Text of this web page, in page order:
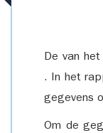
De van
. In het
gegevens
Om de